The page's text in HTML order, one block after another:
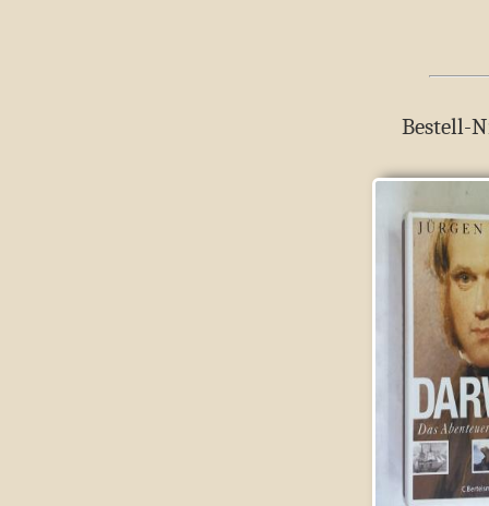
Bestell-